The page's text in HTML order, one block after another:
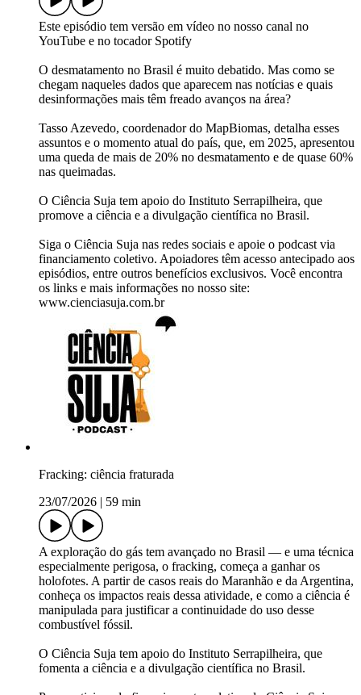
Este episódio tem versão em vídeo no nosso canal no
YouTube e no tocador Spotify
O desmatamento no Brasil é muito debatido. Mas como se
chegam naqueles dados que aparecem nas notícias e quais
desinformações mais têm freado avanços na área?
Tasso Azevedo, coordenador do MapBiomas, detalha esses
assuntos e o momento atual do país, que, em 2025, apresentou
uma queda de mais de 20% no desmatamento e de quase 60%
nas queimadas.
O Ciência Suja tem apoio do Instituto Serrapilheira, que
promove a ciência e a divulgação científica no Brasil.
Siga o Ciência Suja nas redes sociais e apoie o podcast via
financiamento coletivo. Apoiadores têm acesso antecipado aos
episódios, entre outros benefícios exclusivos. Você encontra
os links e mais informações no nosso site:
www.cienciasuja.com.br
Fracking: ciência fraturada
23/07/2026
59 min
A exploração do gás tem avançado no Brasil — e uma técnica
especialmente perigosa, o fracking, começa a ganhar os
holofotes. A partir de casos reais do Maranhão e da Argentina,
conheça os impactos reais dessa atividade, e como a ciência é
manipulada para justificar a continuidade do uso desse
combustível fóssil.
O Ciência Suja tem apoio do Instituto Serrapilheira, que
fomenta a ciência e a divulgação científica no Brasil.